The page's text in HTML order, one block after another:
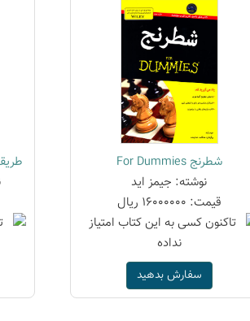
شطرنج For Dummies
نوشته: جیمز اید
قیمت: 16000000 ریال
سفارش بدهید